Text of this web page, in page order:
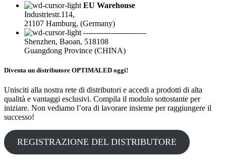
EU Warehouse
Industriestr.114,
21107 Hamburg, (Germany)
-------------------------
Shenzhen, Baoan, 518108
Guangdong Province (CHINA)
Diventa un distributore OPTIMALED oggi!
Unisciti alla nostra rete di distributori e accedi a prodotti di alta
qualità e vantaggi esclusivi. Compila il modulo sottostante per
iniziare. Non vediamo l’ora di lavorare insieme per raggiungere il
successo!
REGISTRAZIONE DEL DISTRIBUTORE